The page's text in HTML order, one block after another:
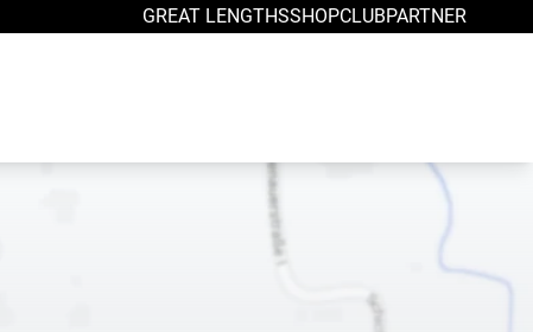
GREAT LENGTHSSHOPCLUBPARTNER